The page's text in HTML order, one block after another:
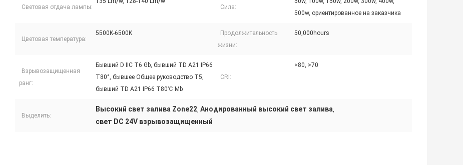
Световая отдача лампы:
Сила:
500w, ориентированное на заказчика
Цветовая температура:
5500K-6500K
Продолжительность
жизни:
50,000hours
Взрывозащищенная
ранг:
Бывший D IIC T6 Gb, бывший TD A21 IP66
T80°, бывшее Общее руководство T5,
бывший TD A21 IP66 T80℃ Mb
CRI:
>80, >70
Выделить:
Высокий свет залива Zone22 Анодированный высокий свет залива
свет DC 24V взрывозащищенный